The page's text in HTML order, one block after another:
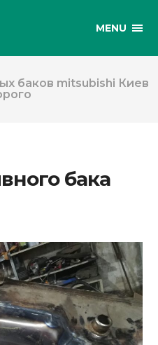
MENU
баков mitsubishi Киев
бака